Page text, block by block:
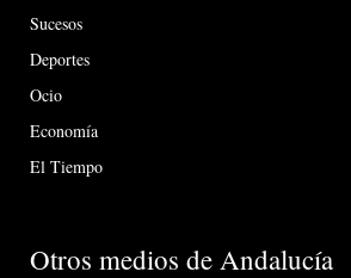
Sucesos
Deportes
Ocio
Economía
El Tiempo
Otros medios de Andalucía